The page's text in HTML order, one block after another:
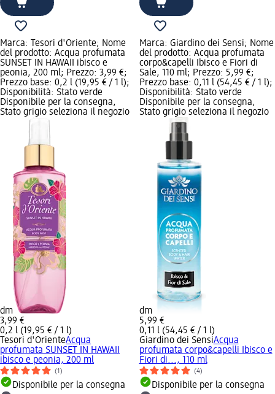
Marca: Tesori d'Oriente; Nome
del prodotto: Acqua profumata
SUNSET IN HAWAII ibisco e
peonia, 200 ml; Prezzo: 3,99 €;
Prezzo base: 0,2 l (19,95 € / 1 l);
Disponibilità: Stato verde
Disponibile per la consegna,
Stato grigio seleziona il negozio
dm
3,99 €
0,2 l (19,95 € / 1 l)
Tesori d'OrienteAcqua
profumata SUNSET IN HAWAII
ibisco e peonia, 200 ml
(1)
Disponibile per la consegna
Marca: Giardino dei Sensi; Nome
del prodotto: Acqua profumata
corpo&capelli Ibisco e Fiori di
Sale, 110 ml; Prezzo: 5,99 €;
Prezzo base: 0,11 l (54,45 € / 1 l);
Disponibilità: Stato verde
Disponibile per la consegna,
Stato grigio seleziona il negozio
dm
5,99 €
0,11 l (54,45 € / 1 l)
Giardino dei SensiAcqua
profumata corpo&capelli Ibisco e
Fiori di..., 110 ml
(4)
Disponibile per la consegna